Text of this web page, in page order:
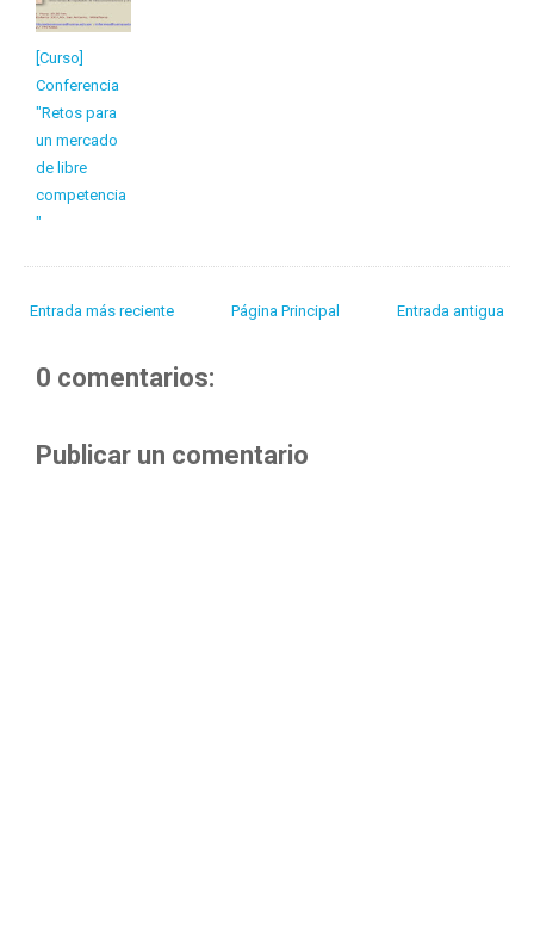
[Curso]
Conferencia
"Retos para
un mercado
de libre
competencia
"
Entrada más reciente Entrada antigua
Página Principal
0 comentarios:
Publicar un comentario